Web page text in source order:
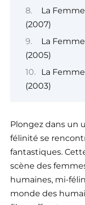
La
(2007)
La
(2005)
La
(2003)
Plongez dans un
félinité se
fantastiques.
scène des
humaines, mi-
monde des